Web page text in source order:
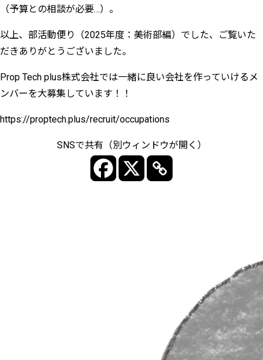
（予算との相談が必要…）。
以上、部活動便り（2025年度：美術部編）でした、ご覧いた
だきありがとうございました。
Prop Tech plus株式会社では一緒に良い会社を作っていけるメ
ンバーを大募集しています！！
https://proptech.plus/recruit/occupations
SNSで共有（別ウィンドウが開く）